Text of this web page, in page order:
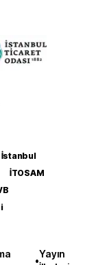
İstanbul
İTOSAM
•
Yayın